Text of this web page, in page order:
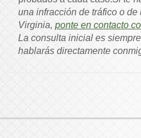
una infracción de tráfico o de
Virginia, ponte en contacto
La consulta inicial es
hablarás directamente